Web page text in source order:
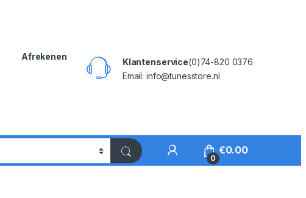
Afrekenen
Klantenservice(0)74-820 0376
Email: info@tunesstore.nl
My Account
0
€0.00